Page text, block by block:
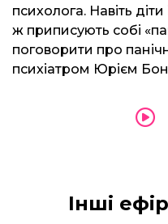
психолога. Навіть
ж приписують собі
поговорити про
психіатром Юрієм
Інші